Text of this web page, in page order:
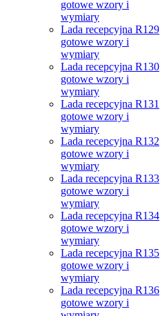
gotowe wzory i
wymiary
Lada recepcyjna R129
gotowe wzory i
wymiary
Lada recepcyjna R130
gotowe wzory i
wymiary
Lada recepcyjna R131
gotowe wzory i
wymiary
Lada recepcyjna R132
gotowe wzory i
wymiary
Lada recepcyjna R133
gotowe wzory i
wymiary
Lada recepcyjna R134
gotowe wzory i
wymiary
Lada recepcyjna R135
gotowe wzory i
wymiary
Lada recepcyjna R136
gotowe wzory i